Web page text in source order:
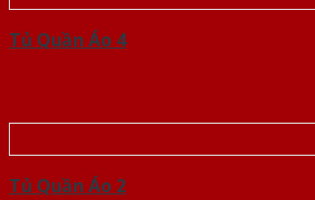
Tủ Quần Áo 4
Tủ Quần Áo 2